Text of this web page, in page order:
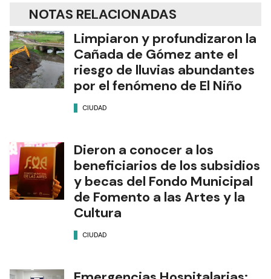
NOTAS RELACIONADAS
Limpiaron y profundizaron la
Cañada de Gómez ante el
riesgo de lluvias abundantes
CIUDAD
Dieron a conocer a los
beneficiarios de los subsidios
y becas del Fondo Municipal
de Fomento a las Artes y la